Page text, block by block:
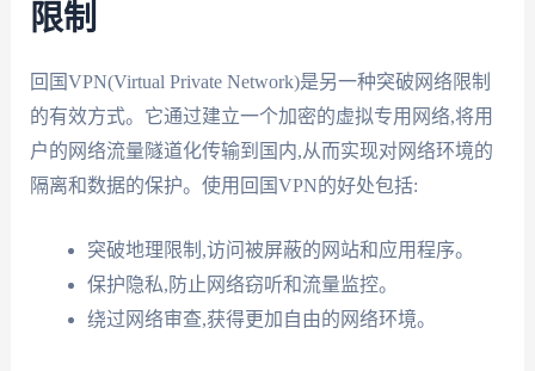
限制
回国VPN(Virtual Private Network)是另一种突破网络限制
的有效方式。它通过建立一个加密的虚拟专用网络,将用
户的网络流量隧道化传输到国内,从而实现对网络环境的
隔离和数据的保护。使用回国VPN的好处包括:
突破地理限制,访问被屏蔽的网站和应用程序。
保护隐私,防止网络窃听和流量监控。
绕过网络审查,获得更加自由的网络环境。